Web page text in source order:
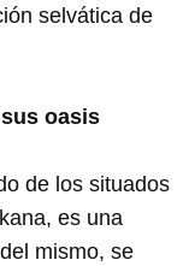
selvática de
oasis
de los situados
es una
mismo, se